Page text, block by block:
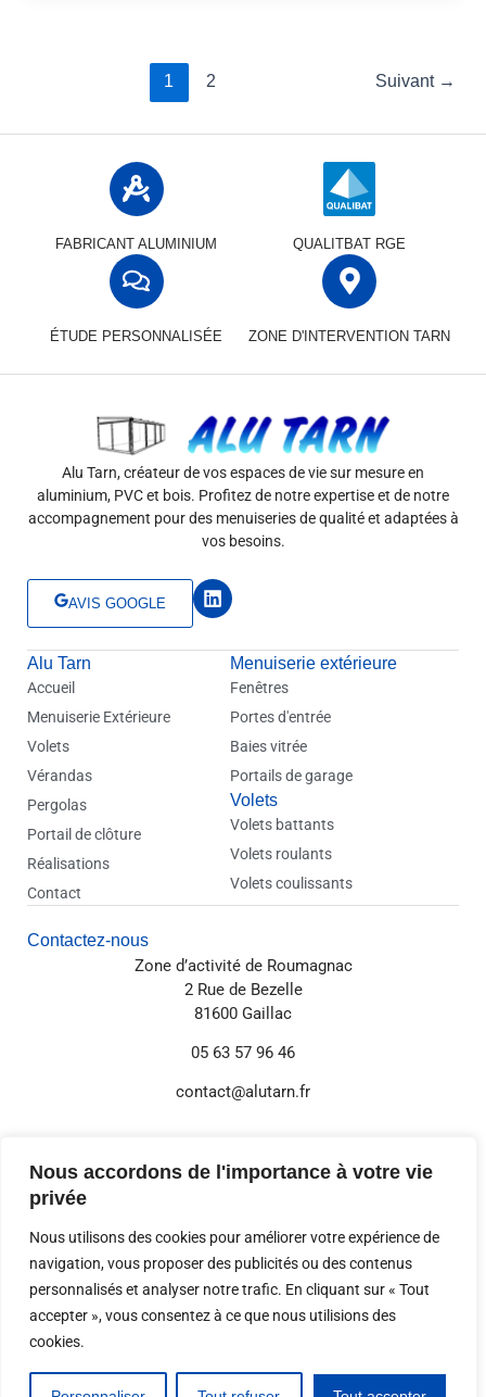
Nous accordons de l'importance à votre vie
privée
Nous utilisons des cookies pour améliorer votre expérience de
navigation, vous proposer des publicités ou des contenus
personnalisés et analyser notre trafic. En cliquant sur « Tout
accepter », vous consentez à ce que nous utilisions des
cookies.
1 2 Suivant →
FABRICANT ALUMINIUM QUALITBAT RGE
ÉTUDE PERSONNALISÉE ZONE D'INTERVENTION TARN
Alu Tarn, créateur de vos espaces de vie sur mesure en
aluminium, PVC et bois. Profitez de notre expertise et de notre
accompagnement pour des menuiseries de qualité et adaptées à
vos besoins.
AVIS GOOGLE
L
i
k
Alu Tarn
Accueil
Menuiserie Extérieure
Volets
Vérandas
Pergolas
Portail de clôture
Réalisations
Contact
Menuiserie extérieure
Fenêtres
Portes d'entrée
Baies vitrée
Portails de garage
Volets
Volets battants
Volets roulants
Volets coulissants
Contactez-nous
Zone d’activité de Roumagnac
2 Rue de Bezelle
81600 Gaillac
05 63 57 96 46
contact@alutarn.fr
© 2026 Digital-i – Tous droits réservés. Conception,